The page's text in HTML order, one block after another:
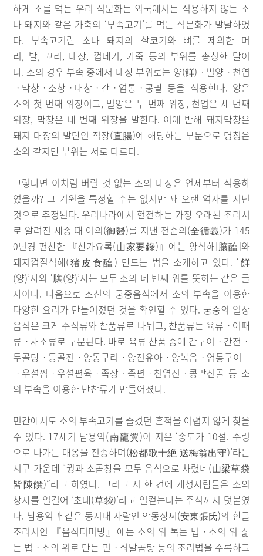
하게 소를 먹는 우리 식문화는 외국에서는 식용하지 않는 소
나 돼지와 같은 가축의 ‘부속고기’를 먹는 식문화가 발달하였
다. 부속고기란 소나 돼지의 살코기와 뼈를 제외한 머
리, 발, 꼬리, 내장, 껍데기, 가죽 등의 부위를 총칭한 말이
다. 소의 경우 부속 중에서 내장 부위로는 양(䬺)ㆍ벌양ㆍ천엽
ㆍ막창ㆍ소창ㆍ대창ㆍ간ㆍ염통ㆍ콩팥 등을 식용한다. 양은
소의 첫 번째 위장이고, 벌양은 두 번째 위장, 천엽은 세 번째
위장, 막창은 네 번째 위장을 말한다. 이에 반해 돼지막창은
돼지 대장의 말단인 직장(直腸)에 해당하는 부분으로 명칭은
소와 같지만 부위는 서로 다르다.
그렇다면 이처럼 버릴 것 없는 소의 내장은 언제부터 식용하
였을까? 그 기원을 특정할 수는 없지만 꽤 오랜 역사를 지닌
것으로 추정된다. 우리나라에서 현전하는 가장 오래된 조리서
로 알려진 세종 때 어의(御醫)를 지낸 전순의(全循義)가 145
0년경 편찬한 『산가요록(山家要錄)』에는 양식해[䑋醢]와
돼지껍질식해(猪皮食醢) 만드는 법을 소개하고 있다. ‘䬺
(양)’자와 ‘䑋(양)’자는 모두 소의 네 번째 위를 뜻하는 같은 글
자이다. 다음으로 조선의 궁중음식에서 소의 부속을 이용한
다양한 요리가 만들어졌던 것을 확인할 수 있다. 궁중의 일상
음식은 크게 주식류와 찬품류로 나뉘고, 찬품류는 육류ㆍ어패
류ㆍ채소류로 구분된다. 바로 육류 찬품 중에 간구이ㆍ간전ㆍ
두골탕ㆍ등골전ㆍ양동구리ㆍ양전유아ㆍ양볶음ㆍ염통구이
ㆍ우설찜ㆍ우설편육ㆍ족장ㆍ족편ㆍ천엽전ㆍ콩팥전골 등 소
의 부속을 이용한 반찬류가 만들어졌다.
민간에서도 소의 부속고기를 즐겼던 흔적을 어렵지 않게 찾을
수 있다. 17세기 남용익(南龍翼)이 지은 ‘송도가 10절. 수령
으로 나가는 매옹을 전송하며(松都歌十絶 送梅翁出守)’라는
시구 가운데 “꿩과 소곱창을 모두 음식으로 차렸네(山梁草袋
皆陳饌)”라고 하였다. 그리고 시 한 켠에 개성사람들은 소의
창자를 일컬어 ‘초대(草袋)’라고 일컫는다는 주석까지 덧붙였
다. 남용익과 같은 동시대 사람인 안동장씨(安東張氏)의 한글
조리서인 『음식디미방』에는 소의 위 볶는 법ㆍ소의 위 삶
는 법ㆍ소의 위로 만든 편ㆍ쇠발곰탕 등의 조리법을 수록하고